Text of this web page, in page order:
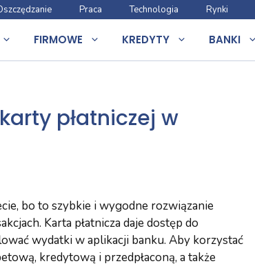
Praca Technologia Rynki
FIRMOWE KREDYTY BANKI
płatniczej w
bo to szybkie i wygodne rozwiązanie
Karta płatnicza daje dostęp do
wydatki w aplikacji banku. Aby korzystać
kredytową i przedpłaconą, a także